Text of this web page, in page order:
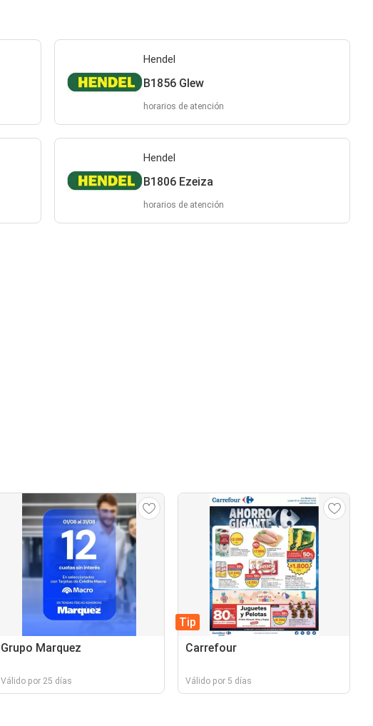
Hendel
B1856 Glew
horarios de atención
Hendel
B1806 Ezeiza
horarios de atención
Grupo Marquez
Válido por 25 días
Tip
Carrefour
Válido por 5 días